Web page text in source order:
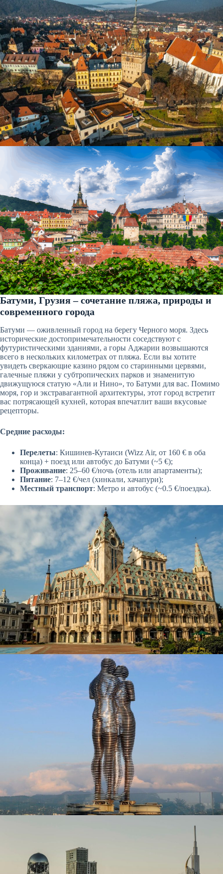
Батуми, Грузия – сочетание пляжа, природы и
современного города
Батуми — оживленный город на берегу Черного моря. Здесь
исторические достопримечательности соседствуют с
футуристическими зданиями, а горы Аджарии возвышаются
всего в нескольких километрах от пляжа. Если вы хотите
увидеть сверкающие казино рядом со старинными цервями,
галечные пляжи у субтропических парков и знаменитую
движущуюся статую «Али и Нино», то Батуми для вас. Помимо
моря, гор и экстравагантной архитектуры, этот город встретит
вас потрясающей кухней, которая впечатлит ваши вкусовые
рецепторы.
Средние расходы:
Перелеты: Кишинев-Кутаиси (Wizz Air, от 160 € в оба
конца) + поезд или автобус до Батуми (~5 €);
Проживание: 25–60 €/ночь (отель или апартаменты);
Питание: 7–12 €/чел (хинкали, хачапури);
Местный транспорт: Метро и автобус (~0.5 €/поездка).